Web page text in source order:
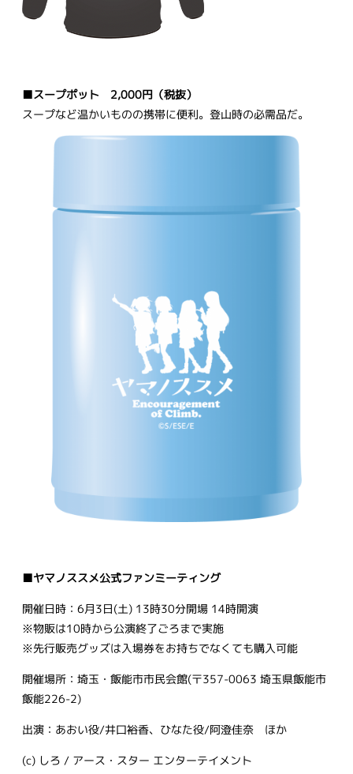
■スープポット 2,000円（税抜）
スープなど温かいものの携帯に便利。登山時の必需品だ。
■ヤマノススメ公式ファンミーティング
開催日時：6月3日(土) 13時30分開場 14時開演
※物販は10時から公演終了ごろまで実施
※先行販売グッズは入場券をお持ちでなくても購入可能
開催場所：埼玉・飯能市市民会館(〒357-0063 埼玉県飯能市
飯能226-2)
出演：あおい役/井口裕香、ひなた役/阿澄佳奈 ほか
(c) しろ / アース・スター エンターテイメント